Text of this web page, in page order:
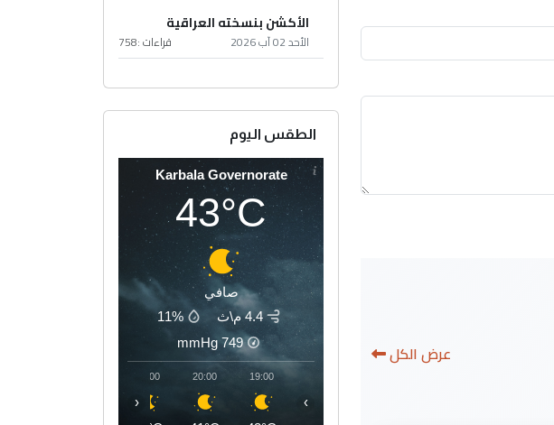
عرض الكل
الأكشن بنسخته العراقية
الأحد 02 آب 2026 قراءات :758
الطقس اليوم
Karbala Governorate
43°C
صافي
4.4 م\ث
11%
749
mmHg
19:00
20:00
21:00
‹ ›